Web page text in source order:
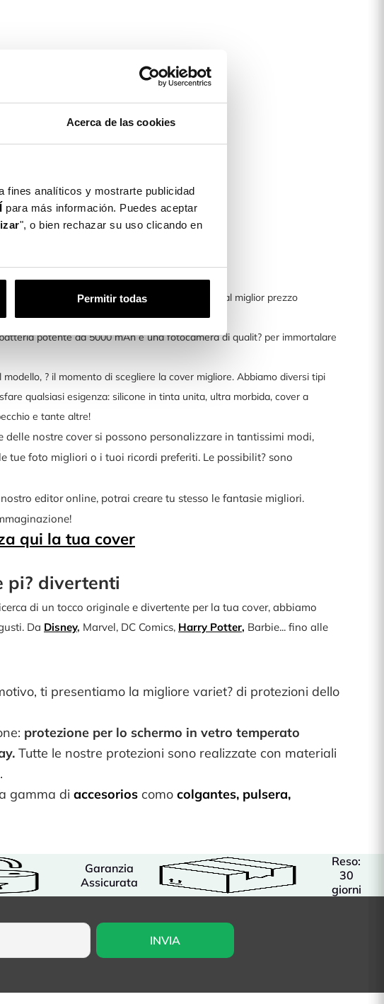
Acerca de las cookies
fines analíticos y mostrarte publicidad
para más información. Puedes aceptar
", o bien rechazar su uso clicando en
Permitir todas
buone prestazioni e un fantastico design al miglior prezzo
potente da 5000 mAh e una fotocamera di qualit? per immortalare
modello, ? il momento di scegliere la cover migliore. Abbiamo diversi tipi
qualsiasi esigenza: silicone in tinta unita, ultra morbida, cover a
e tante altre!
delle nostre cover si possono personalizzare in tantissimi modi,
tue foto migliori o i tuoi ricordi preferiti. Le possibilit? sono
editor online, potrai creare tu stesso le fantasie migliori.
qui la tua cover
pi? divertenti
di un tocco originale e divertente per la tua cover, abbiamo
Da Disney, Marvel, DC Comics, Harry Potter, Barbie... fino alle
ti presentiamo la migliore variet? di protezioni dello
protezione per lo schermo in vetro temperato
Tutte le nostre protezioni sono realizzate con materiali
gamma di accesorios como colgantes, pulsera,
Garanzia
Assicurata
Reso:
30
giorni